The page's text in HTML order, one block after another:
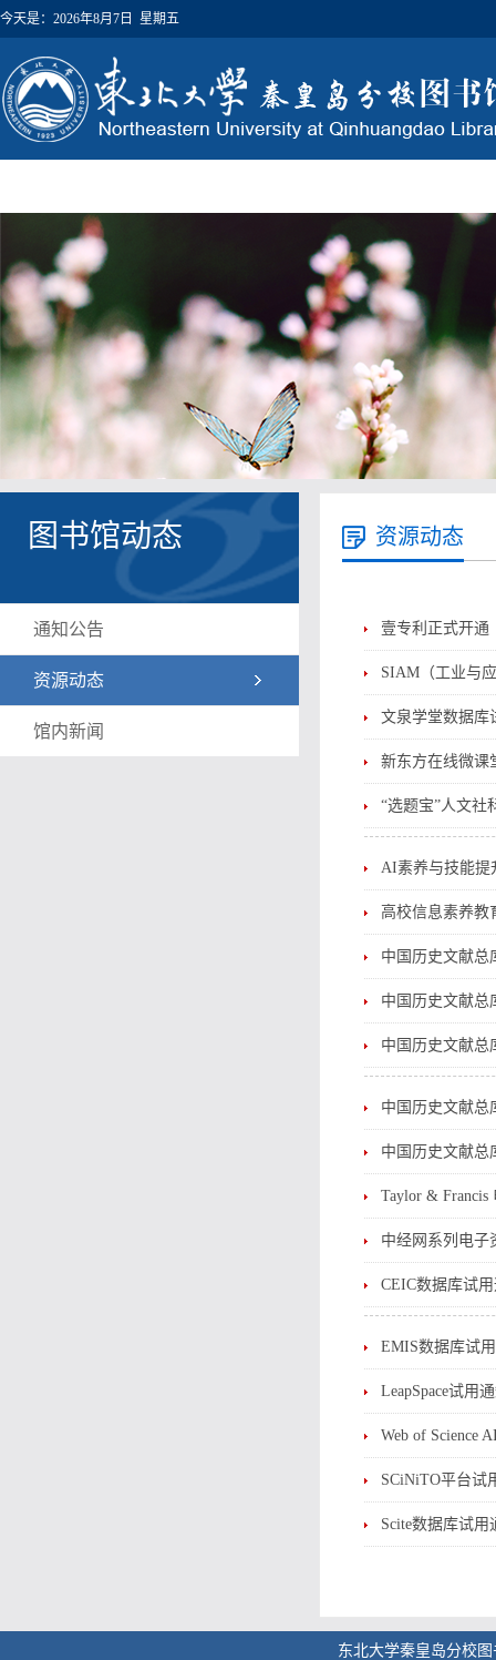
今天是： 2026年8月7日 星期五
图书馆动态
通知公告
资源动态
馆内新闻
资源动态
壹专利正式开通
SIAM（工业与
文泉学堂数据库
新东方在线微课
“选题宝”人文社
AI素养与技能提
高校信息素养教
中国历史文献总
中国历史文献总
中国历史文献总
中国历史文献总
中国历史文献总
Taylor &
中经网系列电子
CEIC数据库试
EMIS数据库试
LeapSpace试用
Web of Science
SCiNiTO平台试
Scite数据库试用
东北大学秦皇岛分校